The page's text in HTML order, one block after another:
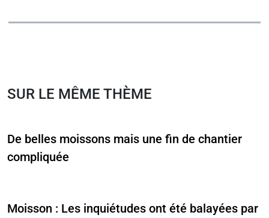
SUR LE MÊME THÈME
De belles moissons mais une fin de chantier
compliquée
Moisson : Les inquiétudes ont été balayées par